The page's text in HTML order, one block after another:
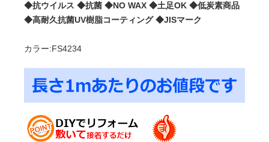
◆抗ウイルス ◆抗菌 ◆NO WAX ◆土足OK ◆低炭素商品
◆高耐久抗菌UV樹脂コーティング ◆JISマーク
カラー:FS4234